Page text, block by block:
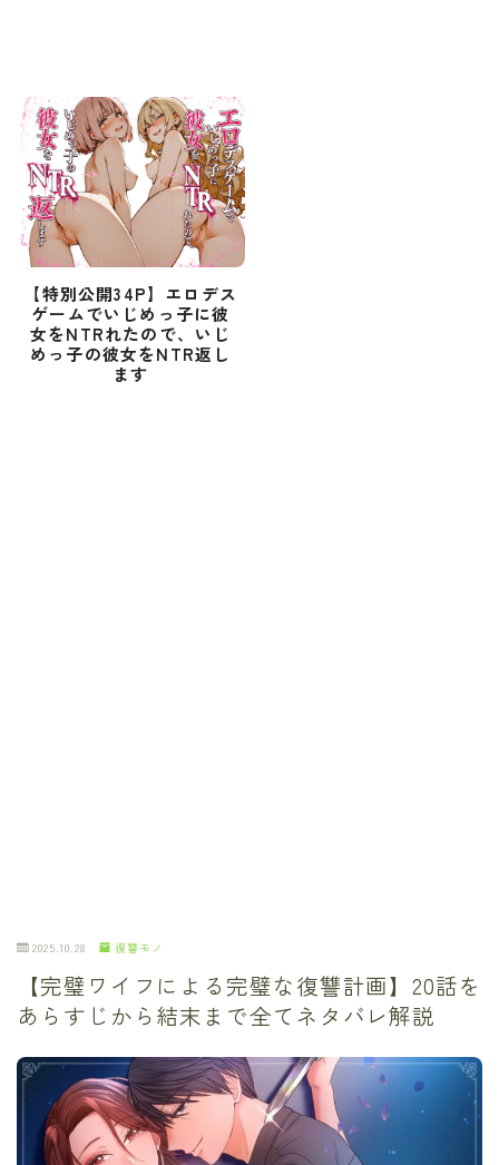
【特別公開34P】エロデス
ゲームでいじめっ子に彼
女をNTRれたので、いじ
めっ子の彼女をNTR返し
ます
2025.10.28 復讐モノ
【完璧ワイフによる完璧な復讐計画】20話を
あらすじから結末まで全てネタバレ解説